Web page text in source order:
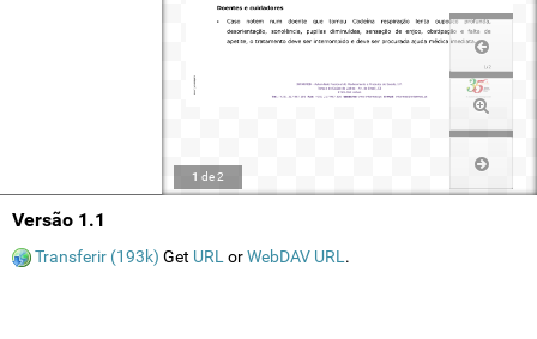
1 de2
Versão 1.1
Transferir (193k) Get URL orWebDAV URL .